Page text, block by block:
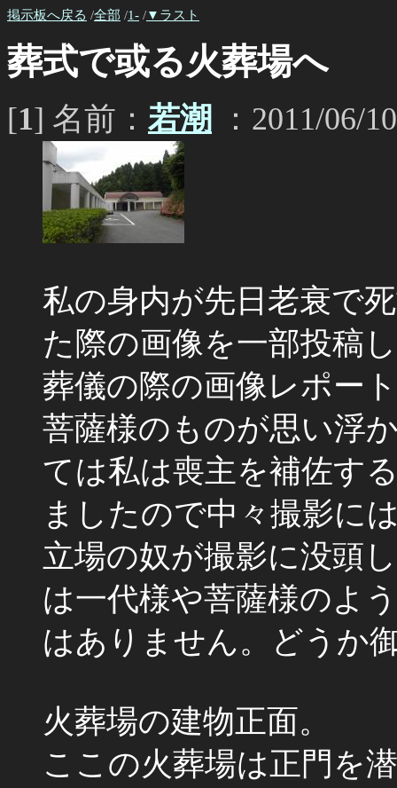
掲示板へ戻る /全部 /1- /▼ラスト
葬式で或る火葬場へ
[1] 名前： 若潮 ：2011/06/
私の身内が先日老衰で
た際の画像を一部投稿
葬儀の際の画像レポー
菩薩様のものが思い浮
ては私は喪主を補佐す
ましたので中々撮影に
立場の奴が撮影に没頭
は一代様や菩薩様のよ
はありません。どうか
火葬場の建物正面。
ここの火葬場は正門を